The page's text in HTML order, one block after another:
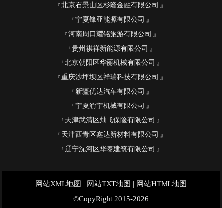
北京石景山区杉隆金融有限公司
宁夏锋亚能源有限公司
河南周口耀铭旅游有限公司
贵州祺祥新能源有限公司
北京朝阳区华丽机械有限公司
重庆沙坪坝区祥瑞科技有限公司
新疆优达汽车有限公司
宁夏渝宁机械有限公司
天津武清区灿飞保险有限公司
天津西青区鑫达新材料有限公司
辽宁沈河区华泰建筑有限公司
网站XML地图 | 网站TXT地图 | 网站HTML地图
©CopyRight 2015-2026